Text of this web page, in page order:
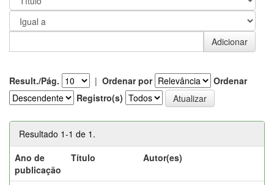
Result./Pág. | Ordenar por
Ordenar
Registro(s)
Resultado 1-1 de 1.
Ano de
publicação
Título Autor(es)